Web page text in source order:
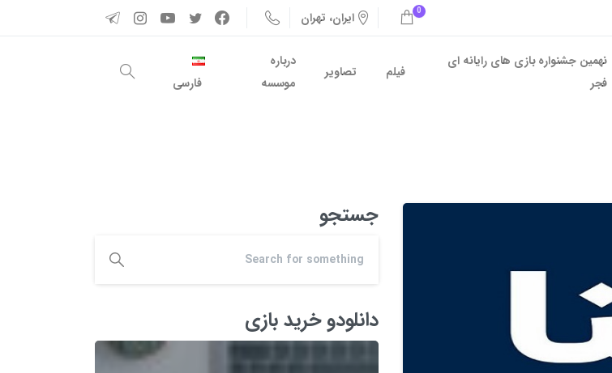
0 ایران، تهران
نهمین جشنواره بازی های رایانه ای
فجر
فیلم تصاویر
درباره
موسسه
فارسی
جستجو
دانلودو خرید بازی